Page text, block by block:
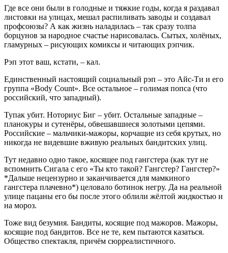
Где все они были в голодные и тяжкие годы, когда я раздавал
листовки на улицах, мешал распиливать заводы и создавал
профсоюзы? А как жизнь наладилась – так сразу толпа
борцунов за народное счастье нарисовалась. Сытых, холёных,
гламурных – рисующих комиксы и читающих рэпчик.
Рэп этот ваш, кстати, – кал.
Единственный настоящий социальный рэп – это Айс-Ти и его
группа «Body Count». Все остальное – голимая попса (что
российский, что западный).
Тупак убит. Ноториус Биг – убит. Остальные западные –
планокуры и сутенёры, обвешавшиеся золотыми цепями.
Российские – мальчики-мажоры, корчащие из себя крутых, но
никогда не видевшие вживую реальных бандитских улиц.
Тут недавно одно такое, косящее под гангстера (как тут не
вспомнить Сигала с его «Ты кто такой? Гангстер? Гангстер?»
*Дальше нецензурно и заканчивается для мамкиного
гангстера плачевно*) целовало ботинок негру. Да на реальной
улице пацаны его бы после этого облили жёлтой жидкостью и
на мороз.
Тоже вид безумия. Бандиты, косящие под мажоров. Мажоры,
косящие под бандитов. Все не те, кем пытаются казаться.
Общество спектакля, причём сюрреалистичного.